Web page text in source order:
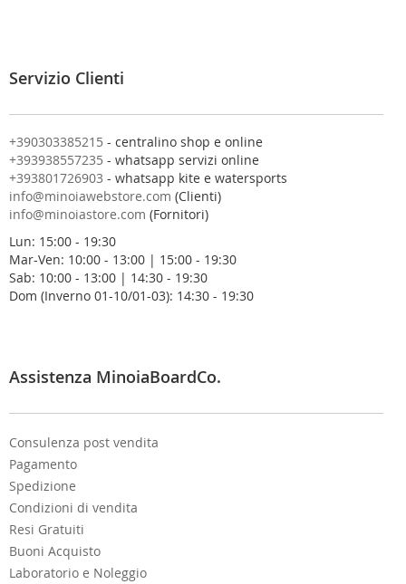
l
n
o
s
t
r
a
e
w
s
l
e
:
Servizio Clienti
+390303385215 - centralino shop e online
+393938557235 - whatsapp servizi online
+393801726903 - whatsapp kite e watersports
info@minoiawebstore.com (Clienti)
info@minoiastore.com (Fornitori)
Lun: 15:00 - 19:30
Mar-Ven: 10:00 - 13:00 | 15:00 - 19:30
Sab: 10:00 - 13:00 | 14:30 - 19:30
Dom (Inverno 01-10/01-03): 14:30 - 19:30
Assistenza MinoiaBoardCo.
Consulenza post vendita
Pagamento
Spedizione
Condizioni di vendita
Resi Gratuiti
Buoni Acquisto
Laboratorio e Noleggio